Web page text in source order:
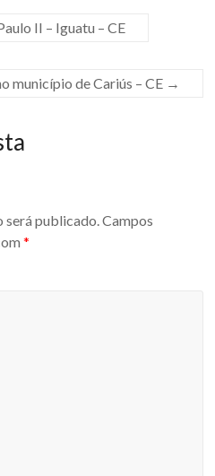
II – Iguatu – CE
município de Cariús – CE →
será publicado.Campos
*